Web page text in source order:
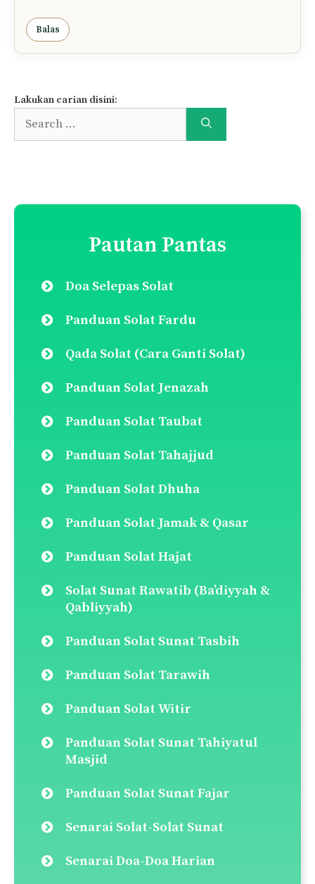
Balas
Lakukan carian disini:
Search
for:
Pautan Pantas
Doa Selepas Solat
Panduan Solat Fardu
Qada Solat (Cara Ganti Solat)
Panduan Solat Jenazah
Panduan Solat Taubat
Panduan Solat Tahajjud
Panduan Solat Dhuha
Panduan Solat Jamak & Qasar
Panduan Solat Hajat
Solat Sunat Rawatib (Ba’diyyah &
Qabliyyah)
Panduan Solat Sunat Tasbih
Panduan Solat Tarawih
Panduan Solat Witir
Panduan Solat Sunat Tahiyatul
Masjid
Panduan Solat Sunat Fajar
Senarai Solat-Solat Sunat
Senarai Doa-Doa Harian